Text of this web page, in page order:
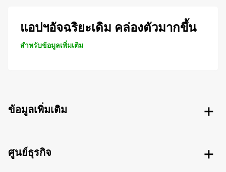
แอปฯอัจฉริยะเดิม คล่องตัวมากขึ้น
สำหรับข้อมูลเพิ่มเติม
ข้อมูลเพิ่มเติม
ศูนย์ธุรกิจ